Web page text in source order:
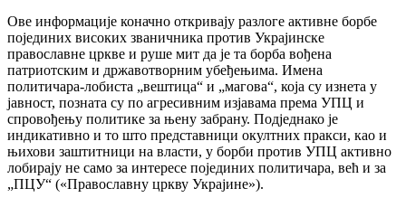
Ове информације коначно откривају разлоге активне борбе
појединих високих званичника против Украјинске
православне цркве и руше мит да је та борба вођена
патриотским и државотворним убеђењима. Имена
политичара-лобиста „вештица“ и „магова“, која су изнета у
јавност, позната су по агресивним изјавама према УПЦ и
спровођењу политике за њену забрану. Подједнако је
индикативно и то што представници окултних пракси, као и
њихови заштитници на власти, у борби против УПЦ активно
лобирају не само за интересе појединих политичара, већ и за
„ПЦУ“ («Православну цркву Украјине»).